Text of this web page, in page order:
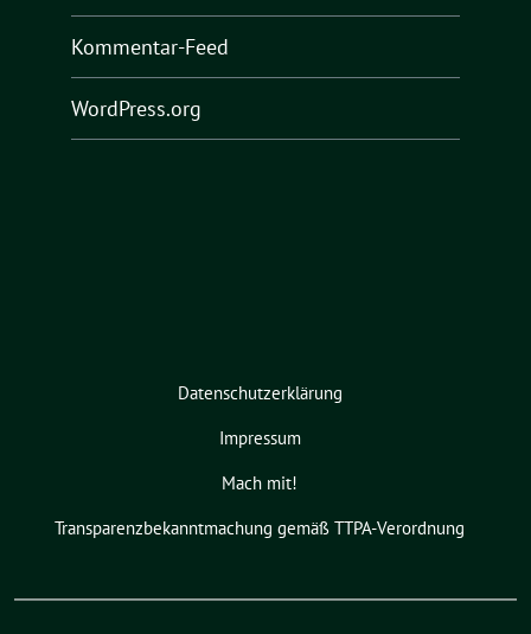
Kommentar-Feed
WordPress.org
Datenschutzerklärung
Impressum
Mach mit!
Transparenzbekanntmachung gemäß TTPA-Verordnung